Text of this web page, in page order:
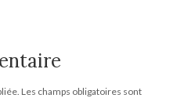
Les champs obligatoires sont